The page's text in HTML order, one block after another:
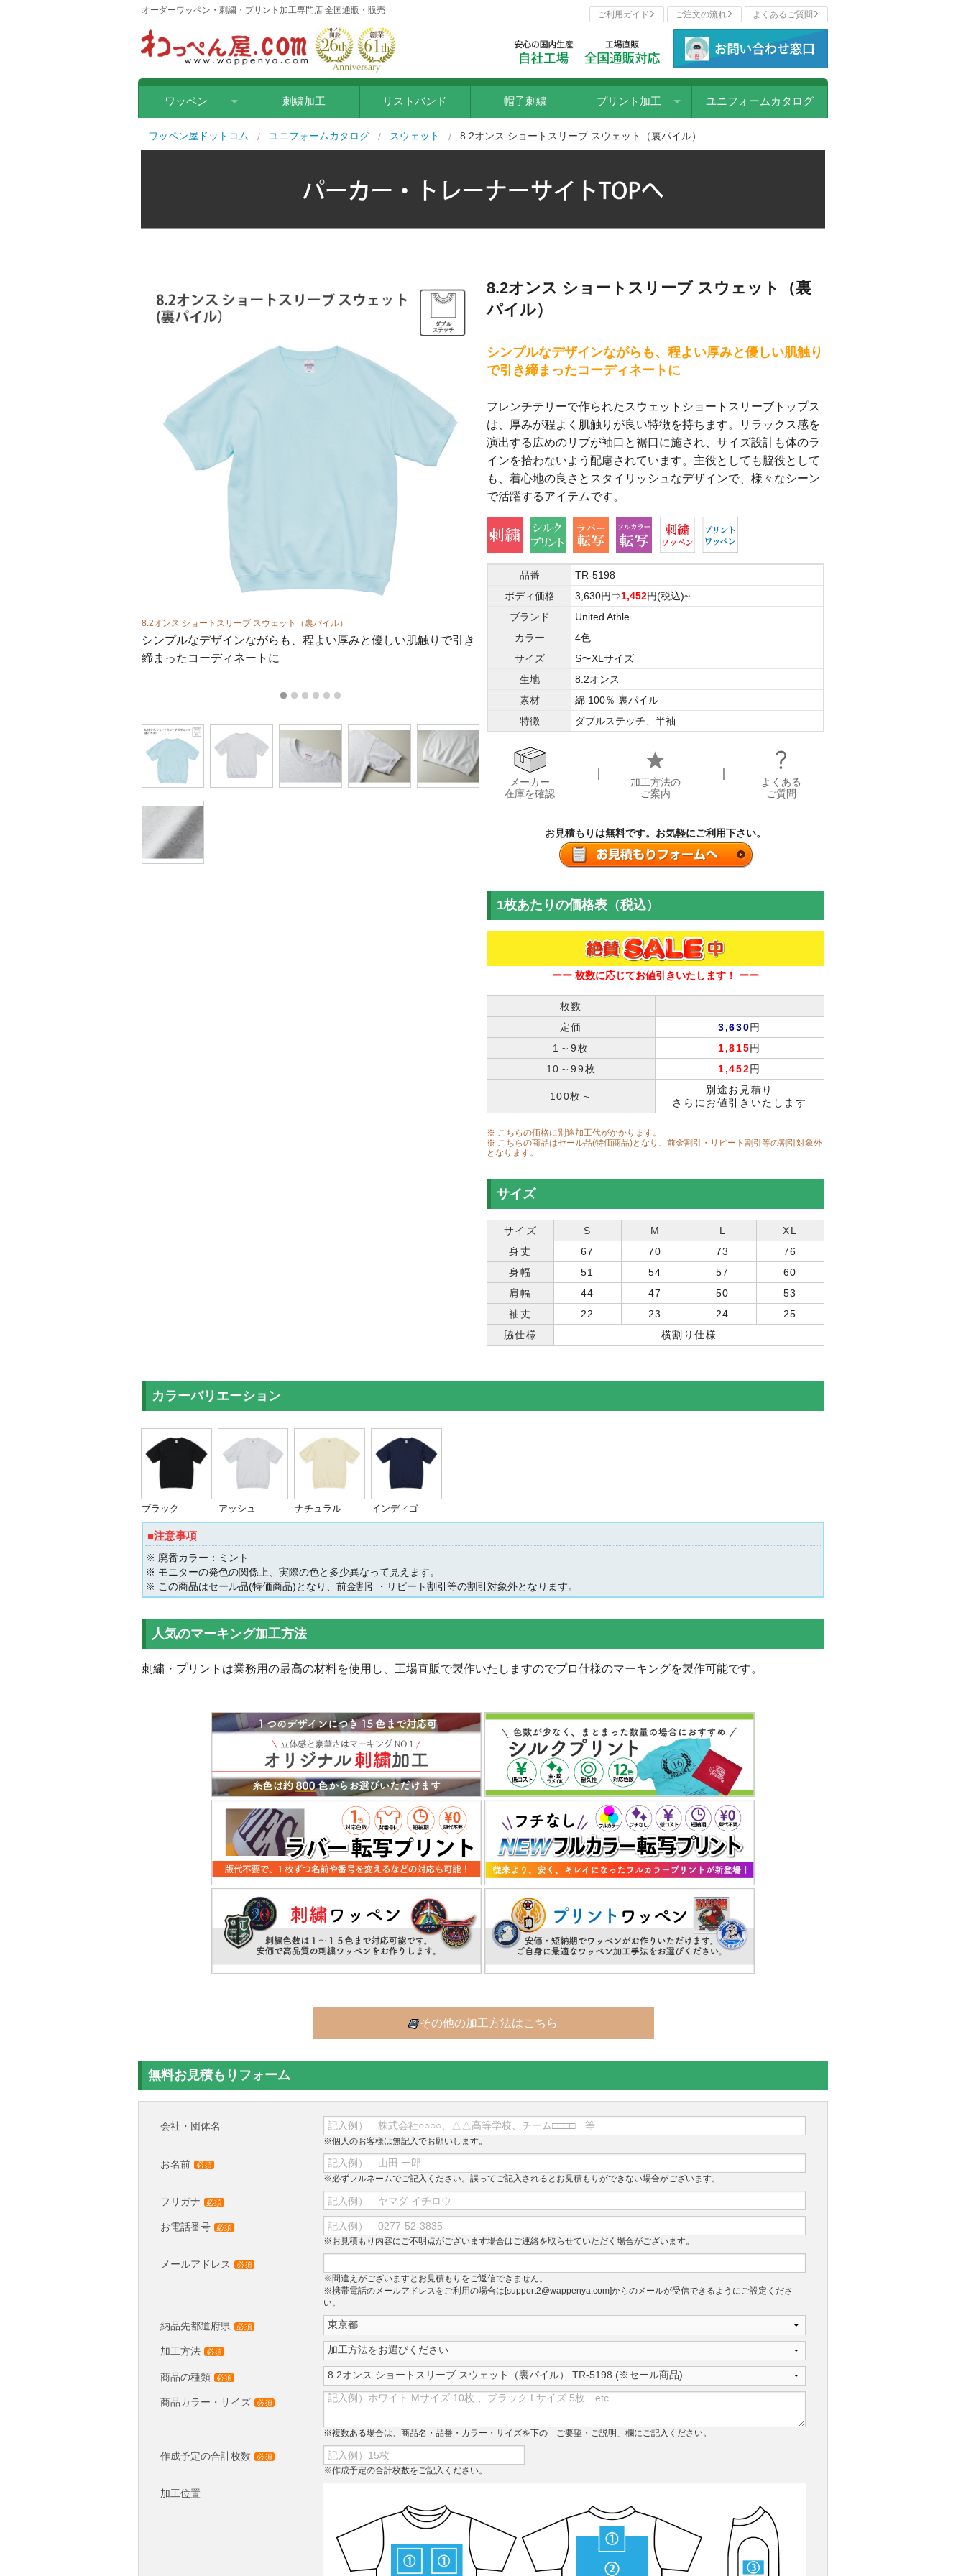
オーダーワッペン・刺繍・プリント加工専門店 全国通販・販売 ご利用ガイド ご注文の流れ よくあるご質問
ワッペン
刺繍ワッペン
シルクワッペン
フリーカットワッペン
金モールエンブレム
刺繍加工 リストバンド 帽子刺繍 プリント加工
インクジェットプリント
シルクプリント
フルカラー転写プリント
プリントパッチ
プラスチックバッジ
フルカラープリントタオル
タオル 染色プリント
ユニフォームカタログ
ワッペン屋ドットコム ユニフォームカタログ スウェット 8.2オンス ショートスリーブ スウェット（裏パイル）
8.2オンス ショートスリーブ スウェット（裏パイル）
シンプルなデザインながらも、程よい厚みと優しい肌触りで引き
締まったコーディネートに
8.2オンス ショートスリーブ スウェット（裏パイル）
バックスタイル
8.2オンス ショートスリーブ スウェット（裏パイル）
首リブは堅牢なダブルステッチ始末
8.2オンス ショートスリーブ スウェット（裏パイル）
袖口はリブ仕上げ
8.2オンス ショートスリーブ スウェット（裏パイル）
裾口はリブ仕上げ、身頃とリブのシームラインは、堅牢なダブル
ステッチ仕上げ
8.2オンス ショートスリーブ スウェット（裏パイル）
優しい肌ざわりの8.2オンス生地
8.2オンス ショートスリーブ スウェット（裏
パイル）
シンプルなデザインながらも、程よい厚みと優しい肌触り
で引き締まったコーディネートに
フレンチテリーで作られたスウェットショートスリーブトップス
は、厚みが程よく肌触りが良い特徴を持ちます。リラックス感を
演出する広めのリブが袖口と裾口に施され、サイズ設計も体のラ
インを拾わないよう配慮されています。主役としても脇役として
も、着心地の良さとスタイリッシュなデザインで、様々なシーン
で活躍するアイテムです。
品番
TR-5198
ボディ価格
3,630円⇒1,452円(税込)~
ブランド
United Athle
カラー
4色
サイズ
S〜XLサイズ
生地
8.2オンス
素材
綿 100％ 裏パイル
特徴
ダブルステッチ、半袖
メーカー
在庫を確認
加工方法の
ご案内
よくある
ご質問
お見積もりは無料です。お気軽にご利用下さい。
1枚あたりの価格表（税込）
ーー 枚数に応じてお値引きいたします！ ーー
枚数
定価
3,630円
1～9枚
1,815円
10～99枚
1,452円
100枚～
別途お見積り
さらにお値引きいたします
※ こちらの価格に別途加工代がかかります。
※ こちらの商品はセール品(特価商品)となり、前金割引・リピート割引等の割引対象外
となります。
サイズ
サイズ S M L
XL
身丈
67 70 73
76
身幅
51 54 57
60
肩幅
44 47 50
53
袖丈
22 23 24
25
脇仕様
横割り仕様
カラーバリエーション
ブラック アッシュ ナチュラル インディゴ
■注意事項
※ 廃番カラー：ミント
※ モニターの発色の関係上、実際の色と多少異なって見えます。
※ この商品はセール品(特価商品)となり、前金割引・リピート割引等の割引対象外となります。
人気のマーキング加工方法
刺繍・プリントは業務用の最高の材料を使用し、工場直販で製作いたしますのでプロ仕様のマーキングを製作可能です。
その他の加工方法はこちら
無料お見積もりフォーム
会社・団体名
※個人のお客様は無記入でお願いします。
お名前 必須
※必ずフルネームでご記入ください。誤ってご記入されるとお見積もりができない場合がございます。
フリガナ 必須
お電話番号 必須
※お見積もり内容にご不明点がございます場合はご連絡を取らせていただく場合がございます。
メールアドレス 必須
※間違えがございますとお見積もりをご返信できません。
※携帯電話のメールアドレスをご利用の場合は[support2@wappenya.com]からのメールが受信できるようにご設定くださ
い。
納品先都道府県 必須
加工方法 必須
商品の種類 必須
商品カラー・サイズ 必須
※複数ある場合は、商品名・品番・カラー・サイズを下の「ご要望・ご説明」欄にご記入ください。
作成予定の合計枚数 必須
※作成予定の合計枚数をご記入ください。
加工位置